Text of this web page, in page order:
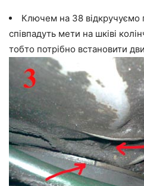
Ключем на 38 відкручуємо
співпадуть мети на шківі
тобто потрібно встановити